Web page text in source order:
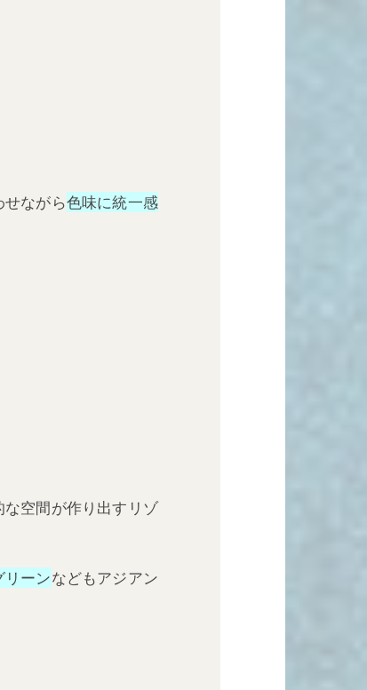
ながら色味に統一感
な空間が作り出すリゾ
リーンなどもアジアン